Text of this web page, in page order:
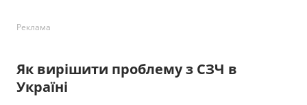
Реклама
Як вирішити проблему з СЗЧ в
Україні